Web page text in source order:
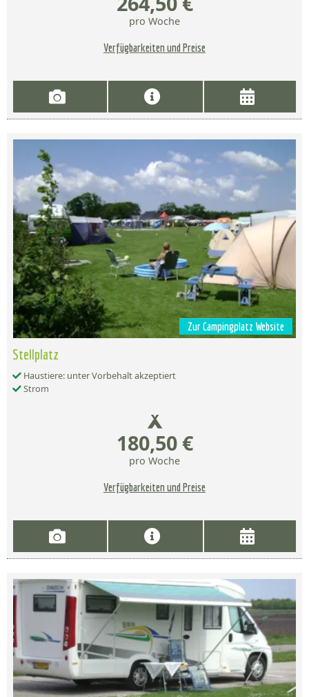
pro Woche
Verfügbarkeiten und Preise
Zur Campingplatz Website
Stellplatz
Haustiere: unter Vorbehalt akzeptiert
Strom
180,50 €
pro Woche
Verfügbarkeiten und Preise